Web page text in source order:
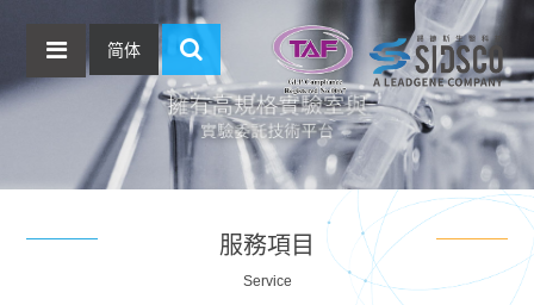
简体
服務項目
Service